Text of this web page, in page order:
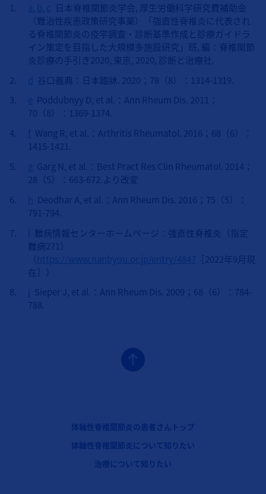
a b c
日本脊椎関節炎学会, 厚生労働科学研究費補助金
（難治性疾患政策研究事業）「強直性脊椎炎に代表され
る脊椎関節炎の疫学調査・診断基準作成と診療ガイドラ
イン策定を目指した大規模多施設研究」班, 編：脊椎関節
炎診療の手引き2020, 東京, 2020, 診断と治療社.
d 谷口義典：日本臨牀. 2020；78（8）：1314-1319.
e Poddubnyy D, et al.：Ann Rheum Dis. 2011；
70（8）：1369-1374.
f Wang R, et al.：Arthritis Rheumatol. 2016；68（6）：
1415-1421.
g Garg N, et al.：Best Pract Res Clin Rheumatol. 2014；
28（5）：663-672.より改変
h Deodhar A, et al.：Ann Rheum Dis. 2016；75（5）：
791-794.
難病情報センターホームページ：強直性脊椎炎（指定
難病271）
（ https://www.nanbyou.or.jp/entry/4847 ［2022年9月現
在］）
Sieper J, et al.：Ann Rheum Dis. 2009；68（6）：784-
788.
体軸性脊椎関節炎の患者さんトップ
体軸性脊椎関節炎について知りたい
治療について知りたい